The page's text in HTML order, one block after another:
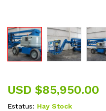
USD $85,950.00
Estatus: Hay Stock